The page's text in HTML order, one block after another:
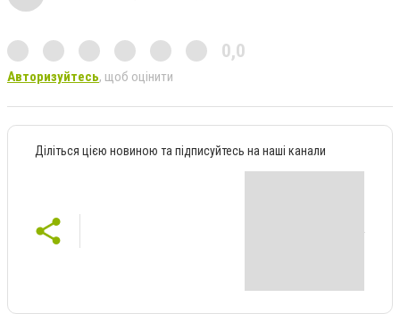
0,0
Авторизуйтесь, щоб оцінити
Діліться цією новиною та підписуйтесь на наші канали